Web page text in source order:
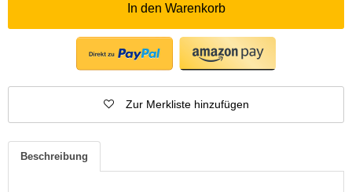
In den Warenkorb
Zur Merkliste hinzufügen
Beschreibung